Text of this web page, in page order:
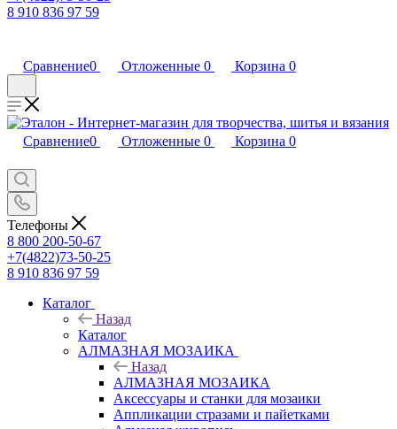
8 910 836 97 59
Сравнение0 Отложенные 0 Корзина 0
Сравнение0 Отложенные 0 Корзина 0
Телефоны
8 800 200-50-67
+7(4822)73-50-25
8 910 836 97 59
Каталог
Назад
Каталог
АЛМАЗНАЯ МОЗАИКА
Назад
АЛМАЗНАЯ МОЗАИКА
Аксессуары и станки для мозаики
Аппликации стразами и пайетками